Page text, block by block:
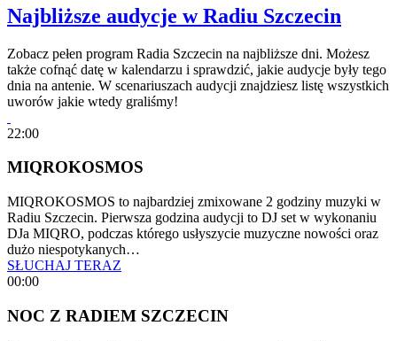
Najbliższe audycje w Radiu Szczecin
Zobacz pełen program Radia Szczecin na najbliższe dni. Możesz
także cofnąć datę w kalendarzu i sprawdzić, jakie audycje były tego
dnia na antenie. W scenariuszach audycji znajdziesz listę wszystkich
uworów jakie wtedy graliśmy!
22:00
MIQROKOSMOS
MIQROKOSMOS to najbardziej zmixowane 2 godziny muzyki w
Radiu Szczecin. Pierwsza godzina audycji to DJ set w wykonaniu
DJa MIQRO, podczas którego usłyszycie muzyczne nowości oraz
dużo niespotykanych…
SŁUCHAJ TERAZ
00:00
NOC Z RADIEM SZCZECIN